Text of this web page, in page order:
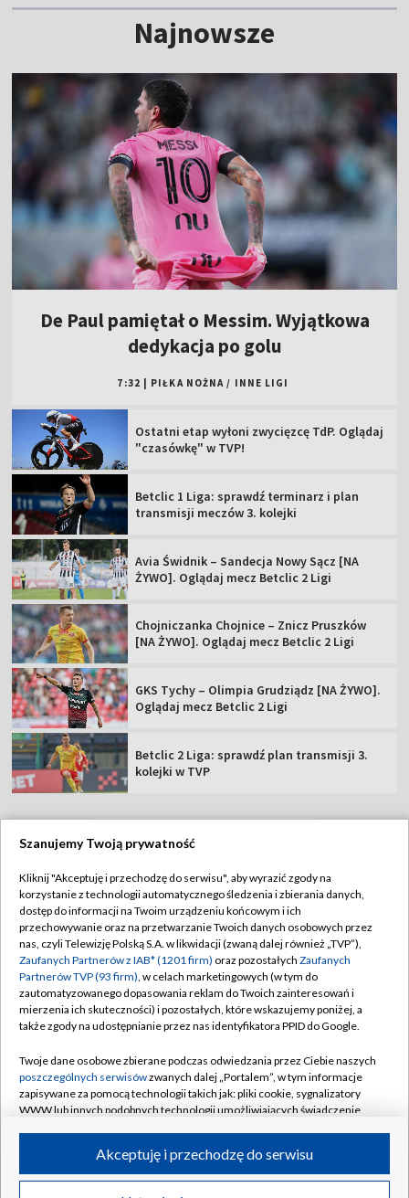
Najnowsze
De Paul pamiętał o Messim. Wyjątkowa
dedykacja po golu
7:32 PIŁKA NOŻNA / INNE LIGI
Ostatni etap wyłoni zwycięzcę TdP. Oglądaj
"czasówkę" w TVP!
Betclic 1 Liga: sprawdź terminarz i plan
transmisji meczów 3. kolejki
Avia Świdnik – Sandecja Nowy Sącz [NA
ŻYWO]. Oglądaj mecz Betclic 2 Ligi
Chojniczanka Chojnice – Znicz Pruszków
[NA ŻYWO]. Oglądaj mecz Betclic 2 Ligi
GKS Tychy – Olimpia Grudziądz [NA ŻYWO].
Oglądaj mecz Betclic 2 Ligi
Betclic 2 Liga: sprawdź plan transmisji 3.
kolejki w TVP
Abonament TVP
Sklep TVP
Biuro Reklamy
Oferta Handlowa
Telegazeta ogłoszenia
Rada Programowa
Ogłoszenia przetargowe
Akademia Telewizyjna
Informacje o nadawcy
Regulamin TVP
Polityka prywatności
Moje zgody
Biuro reklamy
Kontakt
Kanały
©2026 Telewizja Polska Spółka Akcyjna w likwidacji
Szanujemy Twoją prywatność
Kliknij "Akceptuję i przechodzę do serwisu", aby wyrazić zgody na
korzystanie z technologii automatycznego śledzenia i zbierania danych,
dostęp do informacji na Twoim urządzeniu końcowym i ich
przechowywanie oraz na przetwarzanie Twoich danych osobowych przez
nas, czyli Telewizję Polską S.A. w likwidacji (zwaną dalej również „TVP”),
Zaufanych Partnerów z IAB* (1201 firm) oraz pozostałych Zaufanych
Partnerów TVP (93 firm), w celach marketingowych (w tym do
zautomatyzowanego dopasowania reklam do Twoich zainteresowań i
mierzenia ich skuteczności) i pozostałych, które wskazujemy poniżej, a
także zgody na udostępnianie przez nas identyfikatora PPID do Google.
Twoje dane osobowe zbierane podczas odwiedzania przez Ciebie naszych
poszczególnych serwisówzwanych dalej „Portalem”, w tym informacje
zapisywane za pomocą technologii takich jak: pliki cookie, sygnalizatory
WWW lub innych podobnych technologii umożliwiających świadczenie
ruchu w Internecie.
Twoje dane osobowe zbierane podczas odwiedzania przez Ciebie
Akceptuję i przechodzę do serwisu